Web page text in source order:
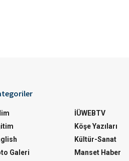
Galeri
İÜWEBTV
Köşe Yazıları
Kültür-Sanat
Manset Haber